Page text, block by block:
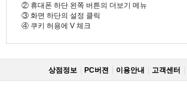
② 휴대폰 하단 왼쪽 버튼의 더보기 메뉴
③ 화면 하단의 설정 클릭
④ 쿠키 허용에 V 체크
상점정보 PC버젼 이용안내 고객센터